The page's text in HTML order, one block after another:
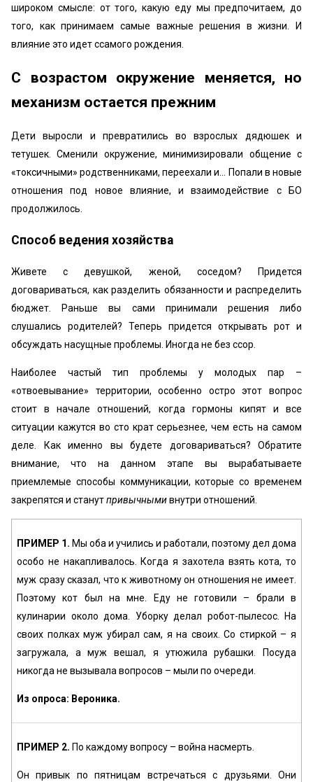
широком смысле: от того, какую еду мы предпочитаем, до
того, как принимаем самые важные решения в жизни. И
влияние это идет ссамого рождения.
С возрастом окружение меняется, но
механизм остается прежним
Дети выросли и превратились во взрослых дядюшек и
тетушек. Сменили окружение, минимизировали общение с
«токсичными» родственниками, переехали и… Попали в новые
отношения под новое влияние, и взаимодействие с БО
продолжилось.
Способ ведения хозяйства
Живете с девушкой, женой, соседом? Придется
договариваться, как разделить обязанности и распределить
бюджет. Раньше вы сами принимали решения либо
слушались родителей? Теперь придется открывать рот и
обсуждать насущные проблемы. Иногда не без ссор.
Наиболее частый тип проблемы у молодых пар –
«отвоевывание» территории, особенно остро этот вопрос
стоит в начале отношений, когда гормоны кипят и все
ситуации кажутся во сто крат серьезнее, чем есть на самом
деле. Как именно вы будете договариваться? Обратите
внимание, что на данном этапе вы вырабатываете
приемлемые способы коммуникации, которые со временем
закрепятся и станутпривычнымивнутри отношений.
ПРИМЕР 1. Мы оба и учились и работали, поэтому дел дома
особо не накапливалось. Когда я захотела взять кота, то
муж сразу сказал, что к животному он отношения не имеет.
Поэтому кот был на мне. Еду не готовили – брали в
кулинарии около дома. Уборку делал робот-пылесос. На
своих полках муж убирал сам, я на своих. Со стиркой – я
загружала, а муж вешал, я утюжила рубашки. Посуда
никогда не вызывала вопросов – мыли по очереди.
Из опроса: Вероника.
ПРИМЕР 2. По каждому вопросу – война насмерть.
Он привык по пятницам встречаться с друзьями. Они